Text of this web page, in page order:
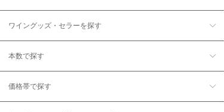
ワイングッズ・セラーを探す
本数で探す
価格帯で探す